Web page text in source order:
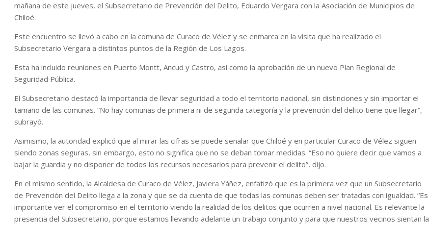
mañana de este jueves, el Subsecretario de Prevención del Delito, Eduardo Vergara con la Asociación de Municipios de
Chiloé.
Este encuentro se llevó a cabo en la comuna de Curaco de Vélez y se enmarca en la visita que ha realizado el
Subsecretario Vergara a distintos puntos de la Región de Los Lagos.
Esta ha incluido reuniones en Puerto Montt, Ancud y Castro, así como la aprobación de un nuevo Plan Regional de
Seguridad Pública.
El Subsecretario destacó la importancia de llevar seguridad a todo el territorio nacional, sin distinciones y sin importar el
tamaño de las comunas. “No hay comunas de primera ni de segunda categoría y la prevención del delito tiene que llegar”,
subrayó.
Asimismo, la autoridad explicó que al mirar las cifras se puede señalar que Chiloé y en particular Curaco de Vélez siguen
siendo zonas seguras, sin embargo, esto no significa que no se deban tomar medidas. “Eso no quiere decir que vamos a
bajar la guardia y no disponer de todos los recursos necesarios para prevenir el delito”, dijo.
En el mismo sentido, la Alcaldesa de Curaco de Vélez, Javiera Yáñez, enfatizó que es la primera vez que un Subsecretario
de Prevención del Delito llega a la zona y que se da cuenta de que todas las comunas deben ser tratadas con igualdad. “Es
importante ver el compromiso en el territorio viendo la realidad de los delitos que ocurren a nivel nacional. Es relevante la
presencia del Subsecretario, porque estamos llevando adelante un trabajo conjunto y para que nuestros vecinos sientan la